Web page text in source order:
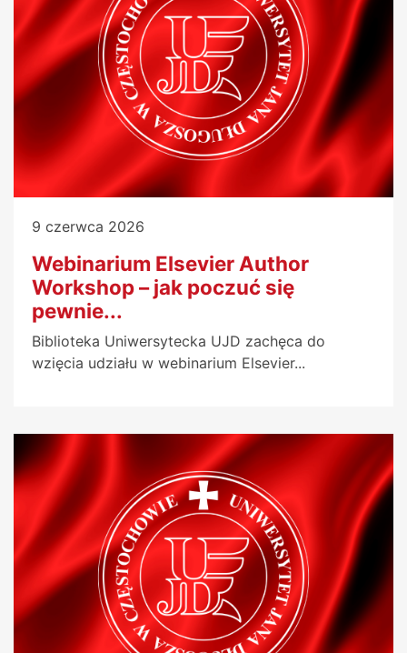
9 czerwca 2026
Webinarium Elsevier Author
Workshop – jak poczuć się
pewnie...
Biblioteka Uniwersytecka UJD zachęca do
wzięcia udziału w webinarium Elsevier...